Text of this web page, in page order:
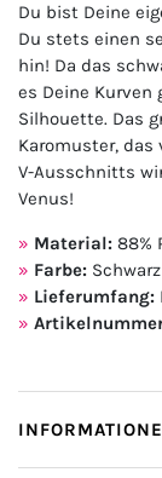
Du bist Deine
Du stets einen
hin! Da das
es Deine
Silhouette. Das
Karomuster,
V-Ausschnitts
Venus!
Material: 88%
Farbe: Schwarz
Lieferumfang: